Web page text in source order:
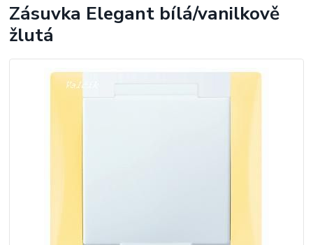
Zásuvka Elegant bílá/vanilkově
žlutá